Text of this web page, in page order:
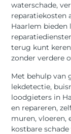
waterschade,
reparatiekosten
Haarlem bieden
terug kunt
zonder verdere
Met behulp van
lekdetectie,
loodgieters in
en repareren,
muren, vloeren,
kostbare